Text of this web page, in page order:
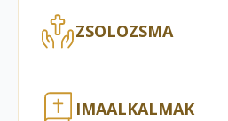
ZSOLOZSMA
IMAALKALMAK